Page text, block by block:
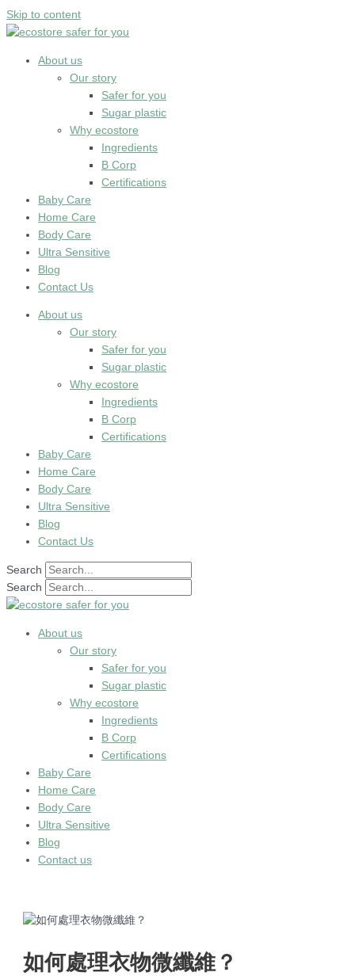
Skip to content
About us
Our story
Safer for you
Sugar plastic
Why ecostore
Ingredients
B Corp
Certifications
Baby Care
Home Care
Body Care
Ultra Sensitive
Blog
Contact Us
About us
Our story
Safer for you
Sugar plastic
Why ecostore
Ingredients
B Corp
Certifications
Baby Care
Home Care
Body Care
Ultra Sensitive
Blog
Contact Us
Search
Search
About us
Our story
Safer for you
Sugar plastic
Why ecostore
Ingredients
B Corp
Certifications
Baby Care
Home Care
Body Care
Ultra Sensitive
Blog
Contact us
如何處理衣物微纖維？